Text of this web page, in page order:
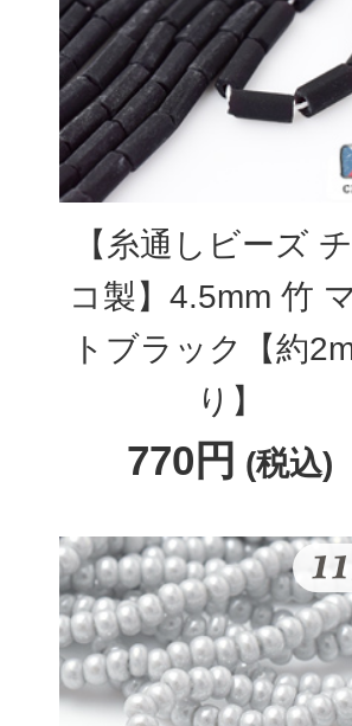
【糸通しビーズ
コ製】4.5mm 竹
トブラック【約
り】
770円 (税込)